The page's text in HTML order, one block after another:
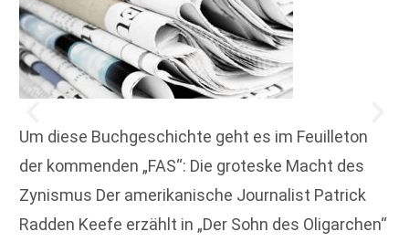
Um diese Buchgeschichte geht es im Feuilleton
der kommenden „FAS“: Die groteske Macht des
Zynismus Der amerikanische Journalist Patrick
Radden Keefe erzählt in „Der Sohn des Oligarchen“